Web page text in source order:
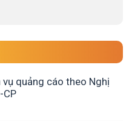
quảng cáo theo Nghị
CP